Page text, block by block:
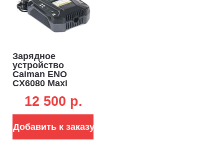
Зарядное
устройство
Caiman ENO
CX6080 Maxi
для АКБ 15-25 А/ч
(PRC, 60В, 8 А, 1,2
12 500 p.
Добавить к заказу